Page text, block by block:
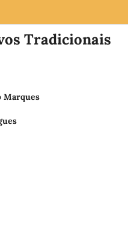
Tradicionais
Marques